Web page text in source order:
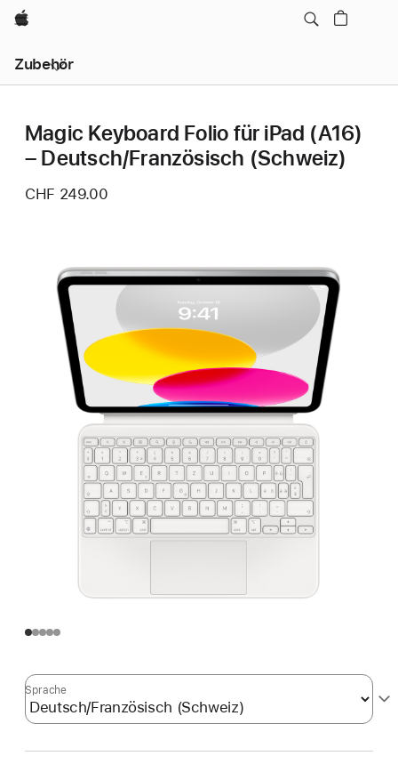
Apple
Zubehör
Navigation
–
öffnenMagic Keyboard Folio für iPad (A16)
– Deutsch/Französisch (Schweiz)
CHF 249.00
Sprache